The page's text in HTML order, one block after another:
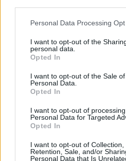
Please note that this website/app
not limited to your visit or usage
grant or deny consent to Google
use your data for below specified
consent section.
Personal Data Processing
I want to opt-out of the
personal data.
Opted In
I want to opt-out of the Sale
Personal Data.
Opted In
I want to opt-out of
Personal Data for Targeted
Opted In
I want to opt-out of Collection,
Retention, Sale, and/or
Personal Data that Is
Ροή Ειδήσεων
ΣΑΝ ΣΗΜΕΡΑ – 6
Μάχες του Spicheren
γερμανικός στρατός
Γάλλους